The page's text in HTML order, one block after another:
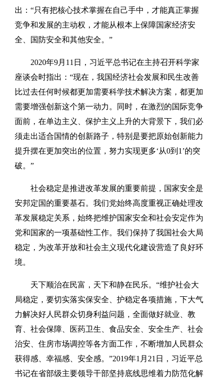
出：“只有把核心技术掌握在自己手中，才能真正掌握
竞争和发展的主动权，才能从根本上保障国家经济安
全、国防安全和其他安全。”
2020年9月11日，习近平总书记在主持召开科学家
座谈会时指出：“现在，我国经济社会发展和民生改善
比过去任何时候都更加需要科学技术解决方案，都更加
需要增强创新这个第一动力。同时，在激烈的国际竞争
面前，在单边主义、保护主义上升的大背景下，我们必
须走出适合国情的创新路子，特别是要把原始创新能力
提升摆在更加突出的位置，努力实现更多‘从0到1’的突
破。”
社会稳定是推进改革发展的重要前提，国家安全是
安邦定国的重要基石。我们党始终高度重视正确处理改
革发展稳定关系，始终把维护国家安全和社会安定作为
党和国家的一项基础性工作。我们保持了我国社会大局
稳定，为改革开放和社会主义现代化建设营造了良好环
境。
天下顺治在民富，天下和静在民乐。“维护社会大
局稳定，要切实落实保安全、护稳定各项措施，下大气
力解决好人民群众切身利益问题，全面做好就业、教
育、社会保障、医药卫生、食品安全、安全生产、社会
治安、住房市场调控等各方面工作，不断增加人民群众
获得感、幸福感、安全感。”2019年1月21日，习近平总
书记在省部级主要领导干部坚持底线思维着力防范化解